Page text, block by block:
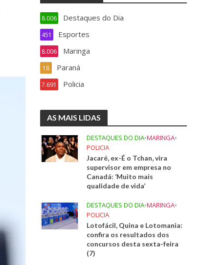
Destaques do Dia
8.006
Esportes
451
Maringa
8.006
Paraná
18
Policia
7.691
AS MAIS LIDAS
DESTAQUES DO DIA•MARINGA•
POLICIA
Jacaré, ex-É o Tchan, vira
supervisor em empresa no
Canadá: ‘Muito mais
qualidade de vida’
DESTAQUES DO DIA•MARINGA•
POLICIA
Lotofácil, Quina e Lotomania:
confira os resultados dos
concursos desta sexta-feira
(7)